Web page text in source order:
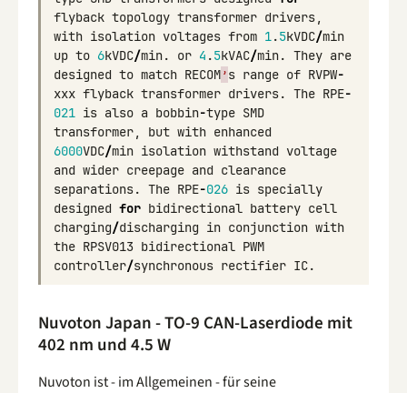
flyback topology transformer drivers,
with isolation voltages from 1.5kVDC/min
up to 6kVDC/min. or 4 .5kVAC/min. They are
designed to match RECOM’s range of RVPW-
xxx flyback transformer drivers. The RPE-
021 is also a bobbin-type SMD
transformer, but with enhanced
6000VDC/min isolation withstand voltage
and wider creepage and clearance
separations. The RPE-026 is specially
designed for bidirectional battery cell
charging/discharging in conjunction with
the RPSV013 bidirectional PWM
controller/synchronous rectifier IC.
Nuvoton Japan - TO-9 CAN-Laserdiode mit
402 nm und 4.5 W
Nuvoton ist - im Allgemeinen - für seine